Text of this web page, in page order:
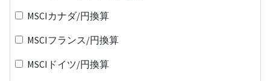
MSCIカナダ/円換算
MSCIフランス/円換算
MSCIドイツ/円換算